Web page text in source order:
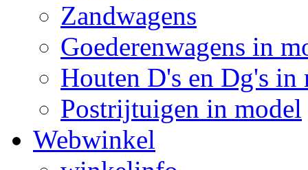
Zandwagens
Goederenwagens in
Houten D's en Dg's in
Postrijtuigen in model
Webwinkel